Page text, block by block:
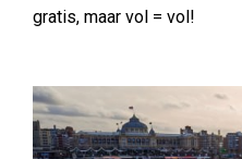
gratis, maar vol = vol!